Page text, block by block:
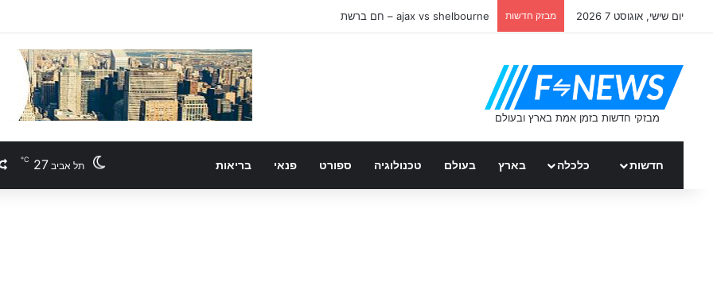
יום שישי, אוגוסט 7 2026 מבזק חדשות ajax vs shelbourne – חם ברשת
חדשות כלכלה בארץ בעולם טכנולוגיה ספורט פנאי בריאות תל אביב 27
℃